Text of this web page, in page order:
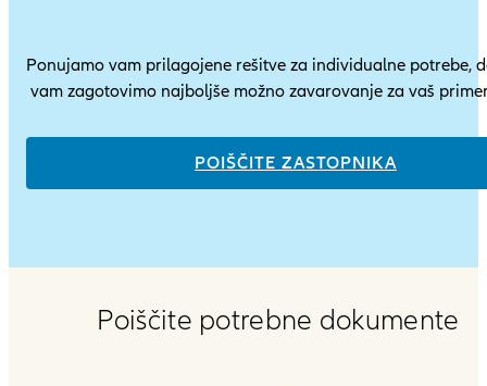
Ponujamo vam prilagojene rešitve za individualne potrebe,
vam zagotovimo najboljše možno zavarovanje za vaš
POIŠČITE ZASTOPNIKA
Poiščite potrebne dokumente